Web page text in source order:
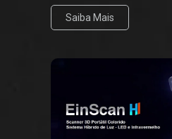
Saiba Mais